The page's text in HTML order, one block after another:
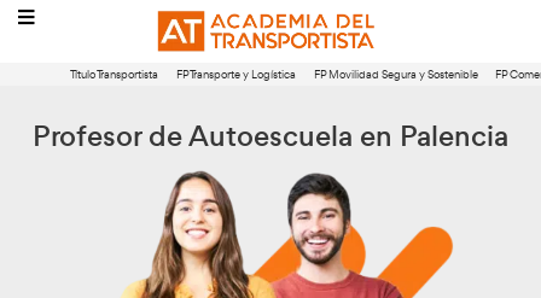
Profesor de Autoescuela en